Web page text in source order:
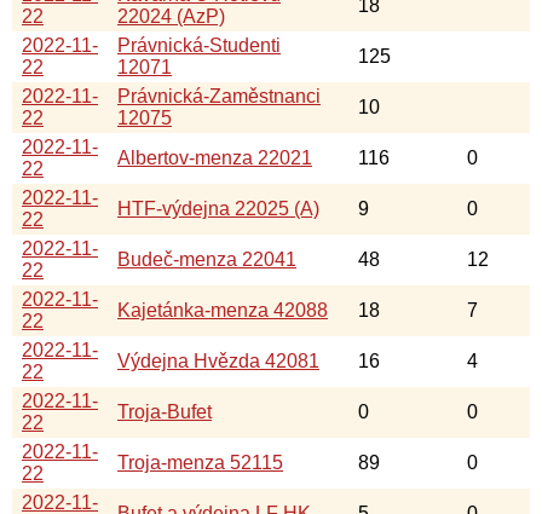
22
22024 (AzP)
18
2022-11-
22
Právnická-Studenti
12071
125
2022-11-
22
Právnická-Zaměstnanci
12075
10
2022-11-
22
Albertov-menza 22021 116
0
2022-11-
22
HTF-výdejna 22025 (A) 9
0
2022-11-
22
Budeč-menza 22041 48
12
2022-11-
22
Kajetánka-menza 42088 18
7
2022-11-
22
Výdejna Hvězda 42081 16
4
2022-11-
22
Troja-Bufet 0
0
2022-11-
22
Troja-menza 52115 89
0
2022-11-